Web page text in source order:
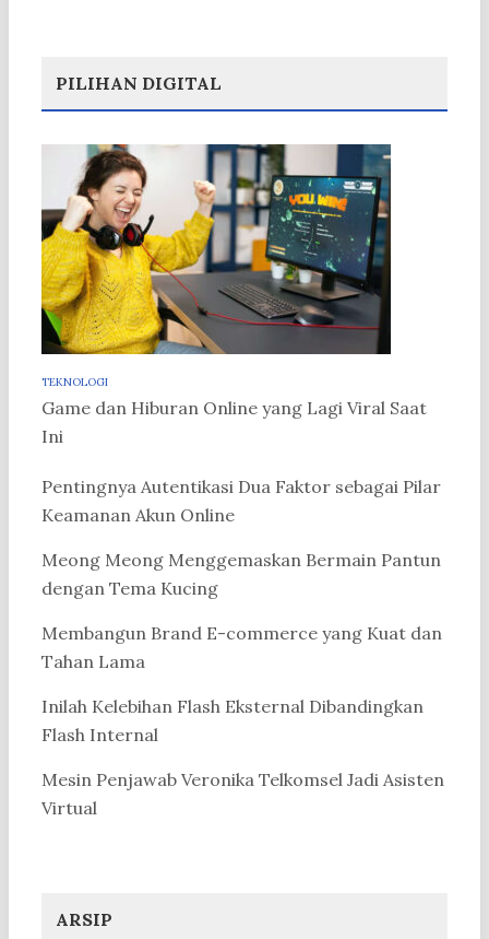
PILIHAN DIGITAL
TEKNOLOGI
Game dan Hiburan Online yang Lagi Viral Saat
Ini
Pentingnya Autentikasi Dua Faktor sebagai Pilar
Keamanan Akun Online
Meong Meong Menggemaskan Bermain Pantun
dengan Tema Kucing
Membangun Brand E-commerce yang Kuat dan
Tahan Lama
Inilah Kelebihan Flash Eksternal Dibandingkan
Flash Internal
Mesin Penjawab Veronika Telkomsel Jadi Asisten
Virtual
ARSIP